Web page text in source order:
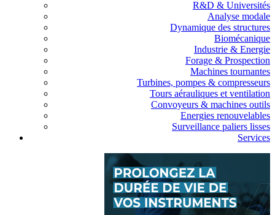
R&D & Universités
Analyse modale
Dynamique des structures
Biomécanique
Industrie & Energie
Forage & Prospection
Machines tournantes
Turbines, pompes & compresseurs
Tours aérauliques et ventilation
Convoyeurs & machines outils
Energies renouvelables
Surveillance paliers lisses
Services